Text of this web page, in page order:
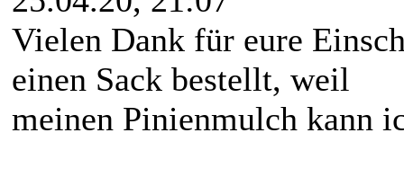
Vielen Dank für eure
einen Sack bestellt, weil
meinen Pinienmulch kann